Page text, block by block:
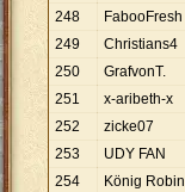
248
FabooFresh
249
Christians4
250
GrafvonT.
251
x-aribeth-x
252
zicke07
253
UDY FAN
254
König Robin